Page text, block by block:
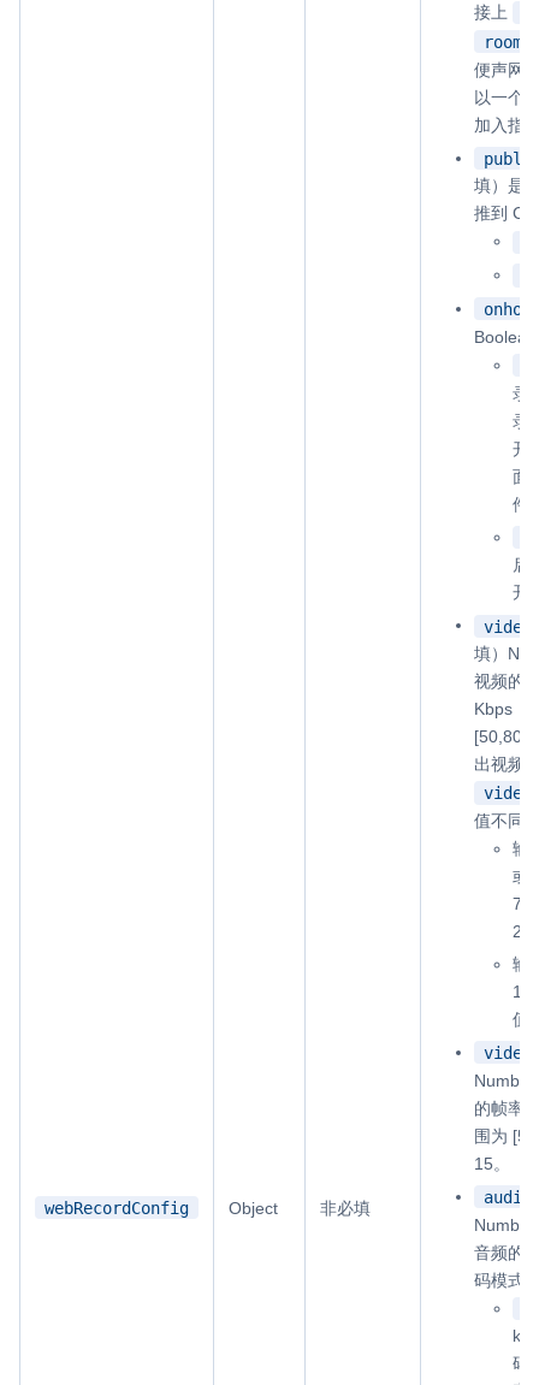
webRecordConfig Object 非必填
接上
便声网
以一个“
加入指
填）是
推到
录
录
开
面
件
启
开
填）
视频的
Kbps，
出视频
值不同
输
或
输
值
的帧率
围为 [5,
15。
音频的
码模式
码